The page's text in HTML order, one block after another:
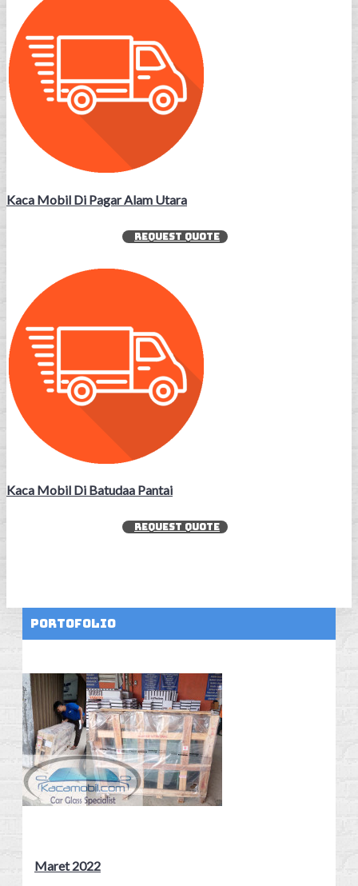
Kaca Mobil Di Pagar Alam Utara
REQUEST QUOTE
Kaca Mobil Di Batudaa Pantai
REQUEST QUOTE
Portofolio
Maret 2022